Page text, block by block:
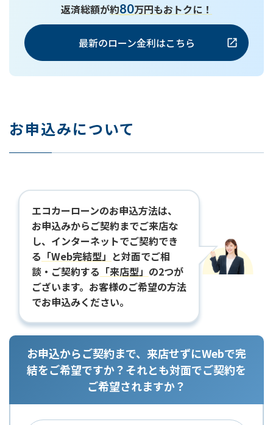
返済総額が約80万円もおトクに！
最新のローン金利はこちら
お申込みについて
エコカーローンのお申込方法は、
お申込みからご契約までご来店な
し、 インターネットでご契約でき
る 「Web完結型」 と対面でご相
談・ご契約する 「来店型」 の2つが
ございます。お客様のご希望の方法
でお申込みください。
お申込からご契約まで、来店せずにWebで完
結をご希望ですか？それとも対面でご契約を
ご希望されますか？